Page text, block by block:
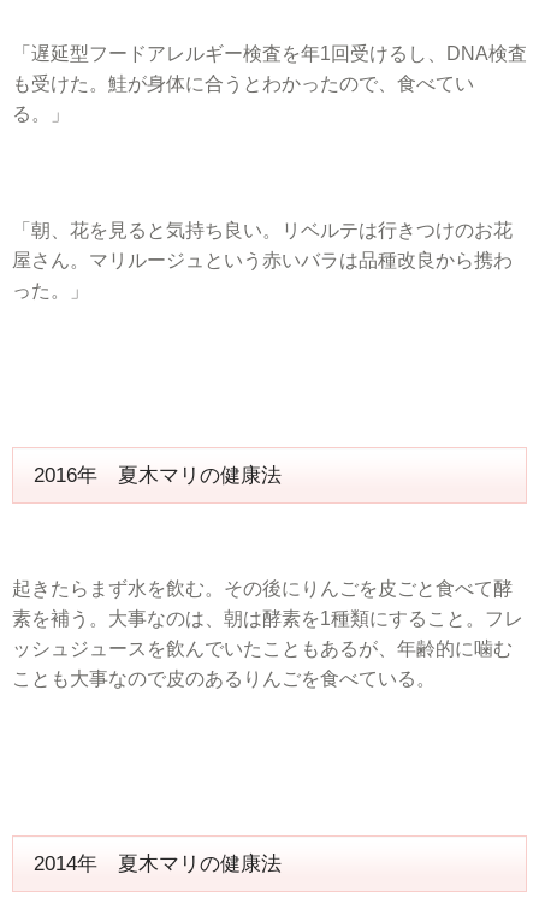
「遅延型フードアレルギー検査を年1回受けるし、DNA検査
も受けた。鮭が身体に合うとわかったので、食べてい
る。」
「朝、花を見ると気持ち良い。リベルテは行きつけのお花
屋さん。マリルージュという赤いバラは品種改良から携わ
った。」
2016年 夏木マリの健康法
起きたらまず水を飲む。その後にりんごを皮ごと食べて酵
素を補う。大事なのは、朝は酵素を1種類にすること。フレ
ッシュジュースを飲んでいたこともあるが、年齢的に噛む
ことも大事なので皮のあるりんごを食べている。
2014年 夏木マリの健康法